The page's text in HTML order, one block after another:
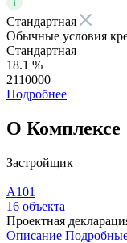
Стандартная
Обычные условия
Стандартная
18.1 %
2110000
Подробнее
О Комплексе
Застройщик
А101
16 объекта
Проектная
Описание